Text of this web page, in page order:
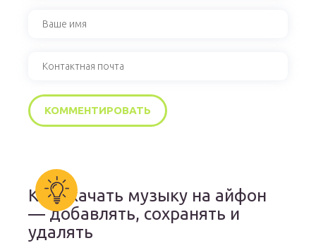
Как скачать музыку на айфон
— добавлять, сохранять и
удалять